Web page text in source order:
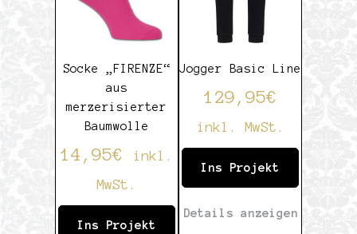
Socke „FIRENZE“
aus
merzerisierter
Baumwolle
14,95€
inkl.
MwSt.
Ins Projekt
Jogger Basic Line
129,95€
inkl. MwSt.
Ins Projekt
Details anzeigen